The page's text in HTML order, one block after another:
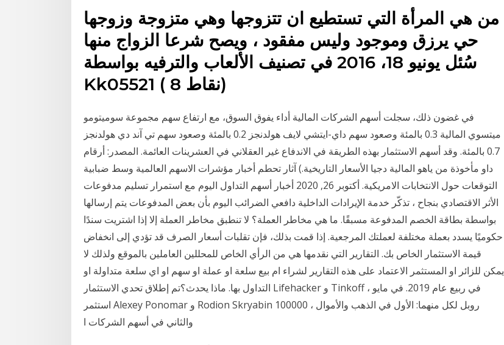
‏من هي المرأة التي تستطيع ان تتزوجها وهي متزوجة وزوجها
حي يرزق وموجود وليس مفقود ، ويصح شرعا الزواج منها
سُئل يونيو 18، 2016 في تصنيف الألعاب والترفيه بواسطة
Kk05521 ( 8 نقاط)
في غضون ذلك، سجلت أسهم الشركات المالية أداء يفوق السوق، مع ارتفاع سهم مجموعة سوميتومو
ميتسوي المالية 0.3 بالمئة وصعود سهم داي-ايتشي لايف هولدنجز 0.2 بالمئة وصعود سهم تي آند دي هولدنجز
0.7 بالمئة. وقد أسهم الاستثمار بهذه الطريقة في الاندفاع غير العقلاني في العشرينات العائمة. المصدر: أرقام
داو مأخوذة من ياهو المالية دجيا الأسعار التاريخية.) آثار تحطم أخبار مؤشرات الاسهم العالمية وسط ضبابية
التوقعات حول الانتخابات الامريكية. أكتوبر 26, 2020 أخبار أسهم التداول اليوم مع استمرار تسليم مدفوعات
الأثر الاقتصادي بنجاح ، تذكّر خدمة الإيرادات الداخلية دافعي الضرائب اليوم بأن بعض المدفوعات يتم إرسالها
بواسطة بطاقة الخصم المدفوعة مسبقًا. ما هي مخاطر العملة؟ لا تنطبق مخاطر العملة إلا إذا اشتريت سندًا
حكوميًا يسدد بعملة مختلفة لعملتك المرجعية. إذا قمت بذلك، فإن تقلبات أسعار الصرف قد تؤدي إلى انخفاض
قيمة الاستثمار الخاص بك. التقارير التي نقدمها هي من الرأي الخاص للمحللين العاملين بالموقع ولذلك لا
يمكن للزائر او المستثمر الاعتماد على هذه التقارير لشراء ام بيع سلعة او عملة او سهم او اي سلعة متداولة او
التداول بها. ماذا يحدث؟تم إطلاق تحدي الاستثمار Lifehacker و Tinkoff في ربيع عام 2019. في مايو ،
استثمر Alexey Ponomar و Rodion Skryabin 100000 روبل لكل منهما: الأول في الذهب والأموال ،
والثاني في أسهم الشركات ا